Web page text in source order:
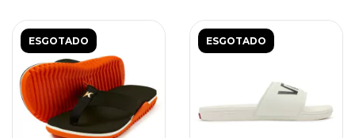
ESGOTADO ESGOTADO